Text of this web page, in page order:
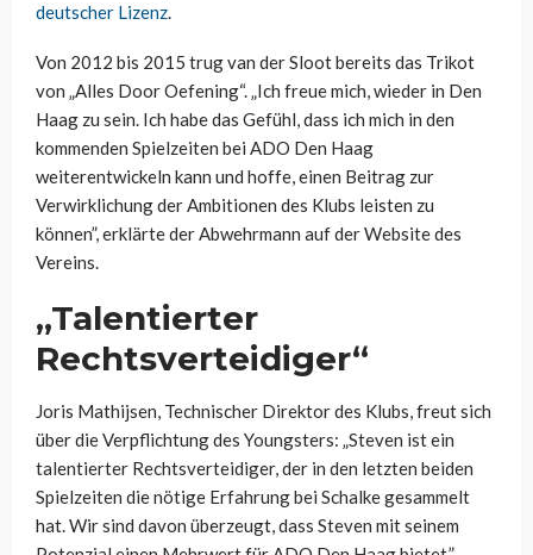
deutscher Lizenz.
Von 2012 bis 2015 trug van der Sloot bereits das Trikot
von „Alles Door Oefening“. „Ich freue mich, wieder in Den
Haag zu sein. Ich habe das Gefühl, dass ich mich in den
kommenden Spielzeiten bei ADO Den Haag
weiterentwickeln kann und hoffe, einen Beitrag zur
Verwirklichung der Ambitionen des Klubs leisten zu
können”, erklärte der Abwehrmann auf der Website des
Vereins.
„Talentierter
Rechtsverteidiger“
Joris Mathijsen, Technischer Direktor des Klubs, freut sich
über die Verpflichtung des Youngsters: „Steven ist ein
talentierter Rechtsverteidiger, der in den letzten beiden
Spielzeiten die nötige Erfahrung bei Schalke gesammelt
hat. Wir sind davon überzeugt, dass Steven mit seinem